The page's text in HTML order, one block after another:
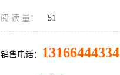
阅 读 量： 51
销售电话： 13166444334